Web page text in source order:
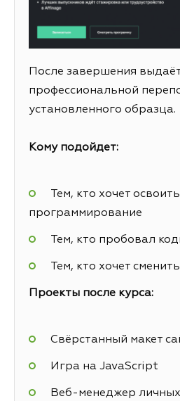
После завершения
профессиональной
установленного образца.
Кому подойдет:
Тем, кто хочет освоить
программирование
Тем, кто пробовал
Тем, кто хочет
Проекты после курса:
Свёрстанный макет
Игра на JavaScript
Веб-менеджер